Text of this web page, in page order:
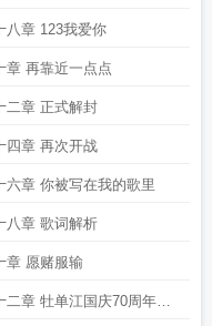
八章 123我爱你
章 再靠近一点点
二章 正式解封
四章 再次开战
六章 你被写在我的歌里
八章 歌词解析
章 愿赌服输
二章 牡单江国庆70周年加